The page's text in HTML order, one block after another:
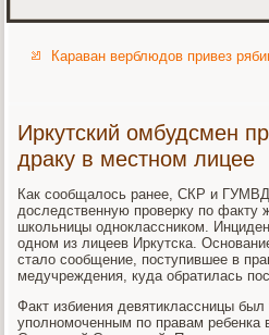
Караван верблюдов привез
Иркутский омбудсмен
драку в местном лицее
Как сообщалось ранее, СКР и ГУМВД
доследственную проверку по факту
школьницы одноклассником.
одном из лицеев Иркутска.
стало сообщение, поступившее в
медучреждения, куда обратилась
Факт избиения девятиклассницы
уполномоченным по правам ребенка